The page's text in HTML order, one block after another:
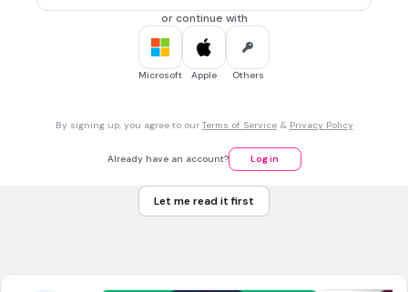
figę z makiem
Człowiek po śmierci może iść od razu do nieba.
or continue with
Microsoft Apple Others
By signing up, you agree to our Terms of Service& Privacy Policy
Already have an account? Log in
Let me read it first